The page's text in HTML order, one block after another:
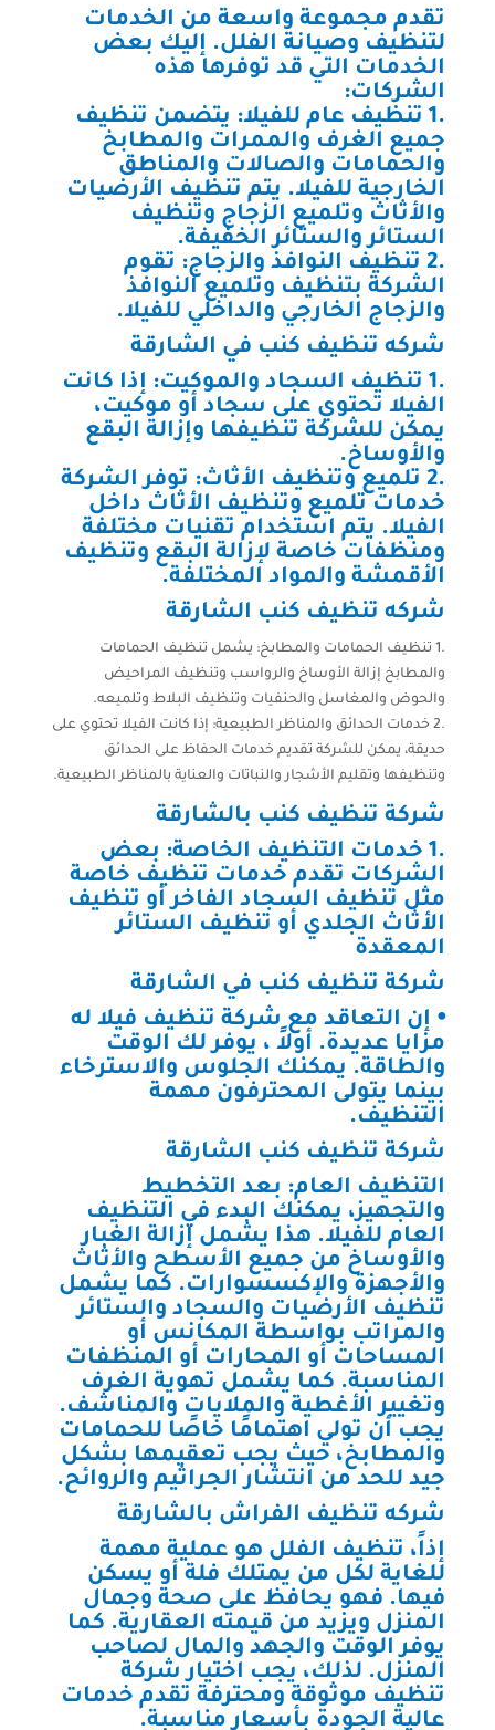
تقدم مجموعة واسعة من الخدمات
لتنظيف وصيانة الفلل. إليك بعض
الخدمات التي قد توفرها هذه
الشركات:
.1 تنظيف عام للفيلا: يتضمن تنظيف
جميع الغرف والممرات والمطابخ
والحمامات والصالات والمناطق
الخارجية للفيلا. يتم تنظيف الأرضيات
والأثاث وتلميع الزجاج وتنظيف
الستائر والستائر الخفيفة.
.2 تنظيف النوافذ والزجاج: تقوم
الشركة بتنظيف وتلميع النوافذ
والزجاج الخارجي والداخلي للفيلا.
شركه تنظيف كنب في الشارقة
.1 تنظيف السجاد والموكيت: إذا كانت
الفيلا تحتوي على سجاد أو موكيت،
يمكن للشركة تنظيفها وإزالة البقع
والأوساخ.
.2 تلميع وتنظيف الأثاث: توفر الشركة
خدمات تلميع وتنظيف الأثاث داخل
الفيلا. يتم استخدام تقنيات مختلفة
ومنظفات خاصة لإزالة البقع وتنظيف
الأقمشة والمواد المختلفة.
شركه تنظيف كنب الشارقة
.1 تنظيف الحمامات والمطابخ: يشمل تنظيف الحمامات
والمطابخ إزالة الأوساخ والرواسب وتنظيف المراحيض
والحوض والمغاسل والحنفيات وتنظيف البلاط وتلميعه.
.2 خدمات الحدائق والمناظر الطبيعية: إذا كانت الفيلا تحتوي على
حديقة، يمكن للشركة تقديم خدمات الحفاظ على الحدائق
وتنظيفها وتقليم الأشجار والنباتات والعناية بالمناظر الطبيعية.
شركة تنظيف كنب بالشارقة
.1 خدمات التنظيف الخاصة: بعض
الشركات تقدم خدمات تنظيف خاصة
مثل تنظيف السجاد الفاخر أو تنظيف
الأثاث الجلدي أو تنظيف الستائر
المعقدة
شركة تنظيف كنب في الشارقة
⦁ إن التعاقد مع شركة تنظيف فيلا له
مزايا عديدة. أولاً ، يوفر لك الوقت
والطاقة. يمكنك الجلوس والاسترخاء
بينما يتولى المحترفون مهمة
التنظيف.
شركة تنظيف كنب الشارقة
التنظيف العام: بعد التخطيط
والتجهيز، يمكنك البدء في التنظيف
العام للفيلا. هذا يشمل إزالة الغبار
والأوساخ من جميع الأسطح والأثاث
والأجهزة والإكسسوارات. كما يشمل
تنظيف الأرضيات والسجاد والستائر
والمراتب بواسطة المكانس أو
المساحات أو المحارات أو المنظفات
المناسبة. كما يشمل تهوية الغرف
وتغيير الأغطية والملايات والمناشف.
يجب أن تولي اهتمامًا خاصًا للحمامات
والمطابخ، حيث يجب تعقيمها بشكل
جيد للحد من انتشار الجراثيم والروائح.
شركه تنظيف الفراش بالشارقة
إذاً، تنظيف الفلل هو عملية مهمة
للغاية لكل من يمتلك فلة أو يسكن
فيها. فهو يحافظ على صحة وجمال
المنزل ويزيد من قيمته العقارية. كما
يوفر الوقت والجهد والمال لصاحب
المنزل. لذلك، يجب اختيار شركة
تنظيف موثوقة ومحترفة تقدم خدمات
عالية الجودة بأسعار مناسبة.